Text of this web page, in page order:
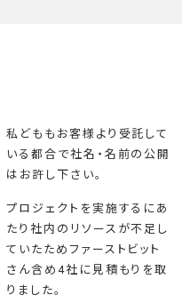
私どももお客様より受託して
いる都合で社名・名前の公開
はお許し下さい。
プロジェクトを実施するにあ
たり社内のリソースが不足し
ていたためファーストビット
さん含め4社に見積もりを取
りました。